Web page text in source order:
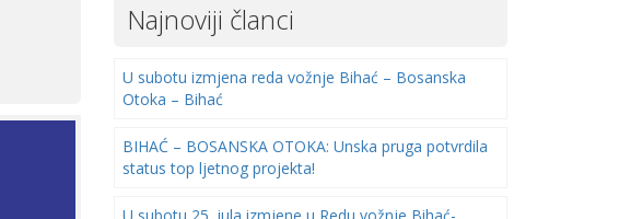
Najnoviji članci
U subotu izmjena reda vožnje Bihać – Bosanska
Otoka – Bihać
BIHAĆ – BOSANSKA OTOKA: Unska pruga potvrdila
status top ljetnog projekta!